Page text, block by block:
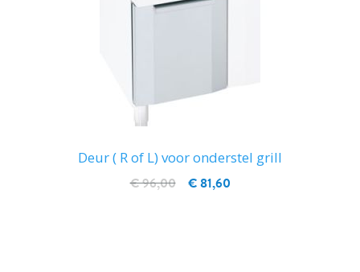
Deur ( R of L) voor onderstel grill
€ 81,60
€ 96,00